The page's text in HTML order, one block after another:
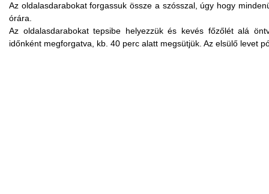
Az oldalasdarabokat forgassuk össze a szósszal, úgy hogy
órára.
Az oldalasdarabokat tepsibe helyezzük és kevés főzőlét alá
időnként megforgatva, kb. 40 perc alatt megsütjük. Az elsülő levet